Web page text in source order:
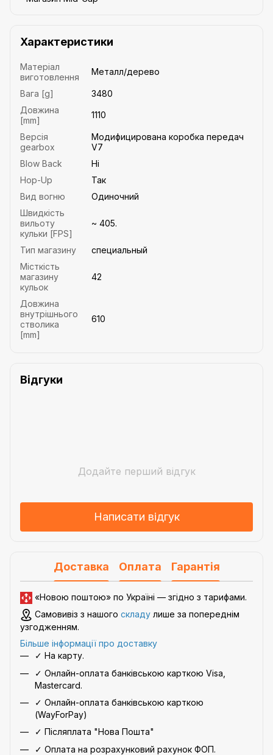
Характеристики
Матеріал
виготовлення
Металл/дерево
Вага [g]
3480
Довжина
[mm]
1110
Версія
gearbox
Модифицирована коробка передач
V7
Blow Back
Ні
Hop-Up
Так
Вид вогню
Одиночний
Швидкість
вильоту
кульки [FPS]
~ 405.
Тип магазину
специальный
Місткість
магазину
кульок
42
Довжина
внутрішнього
стволика
[mm]
610
Відгуки
Додайте перший відгук
Написати відгук
Доставка Оплата Гарантія
«Новою поштою» по Україні — згідно з тарифами.
Самовивіз з нашого складу лише за попереднім
узгодженням.
Більше інформації про доставку
✓ На карту.
✓ Онлайн-оплата банківською карткою Visa,
Mastercard.
✓ Онлайн-оплата банківською карткою
(WayForPay)
✓ Післяплата "Нова Пошта"
✓ Оплата на розрахунковий рахунок ФОП.